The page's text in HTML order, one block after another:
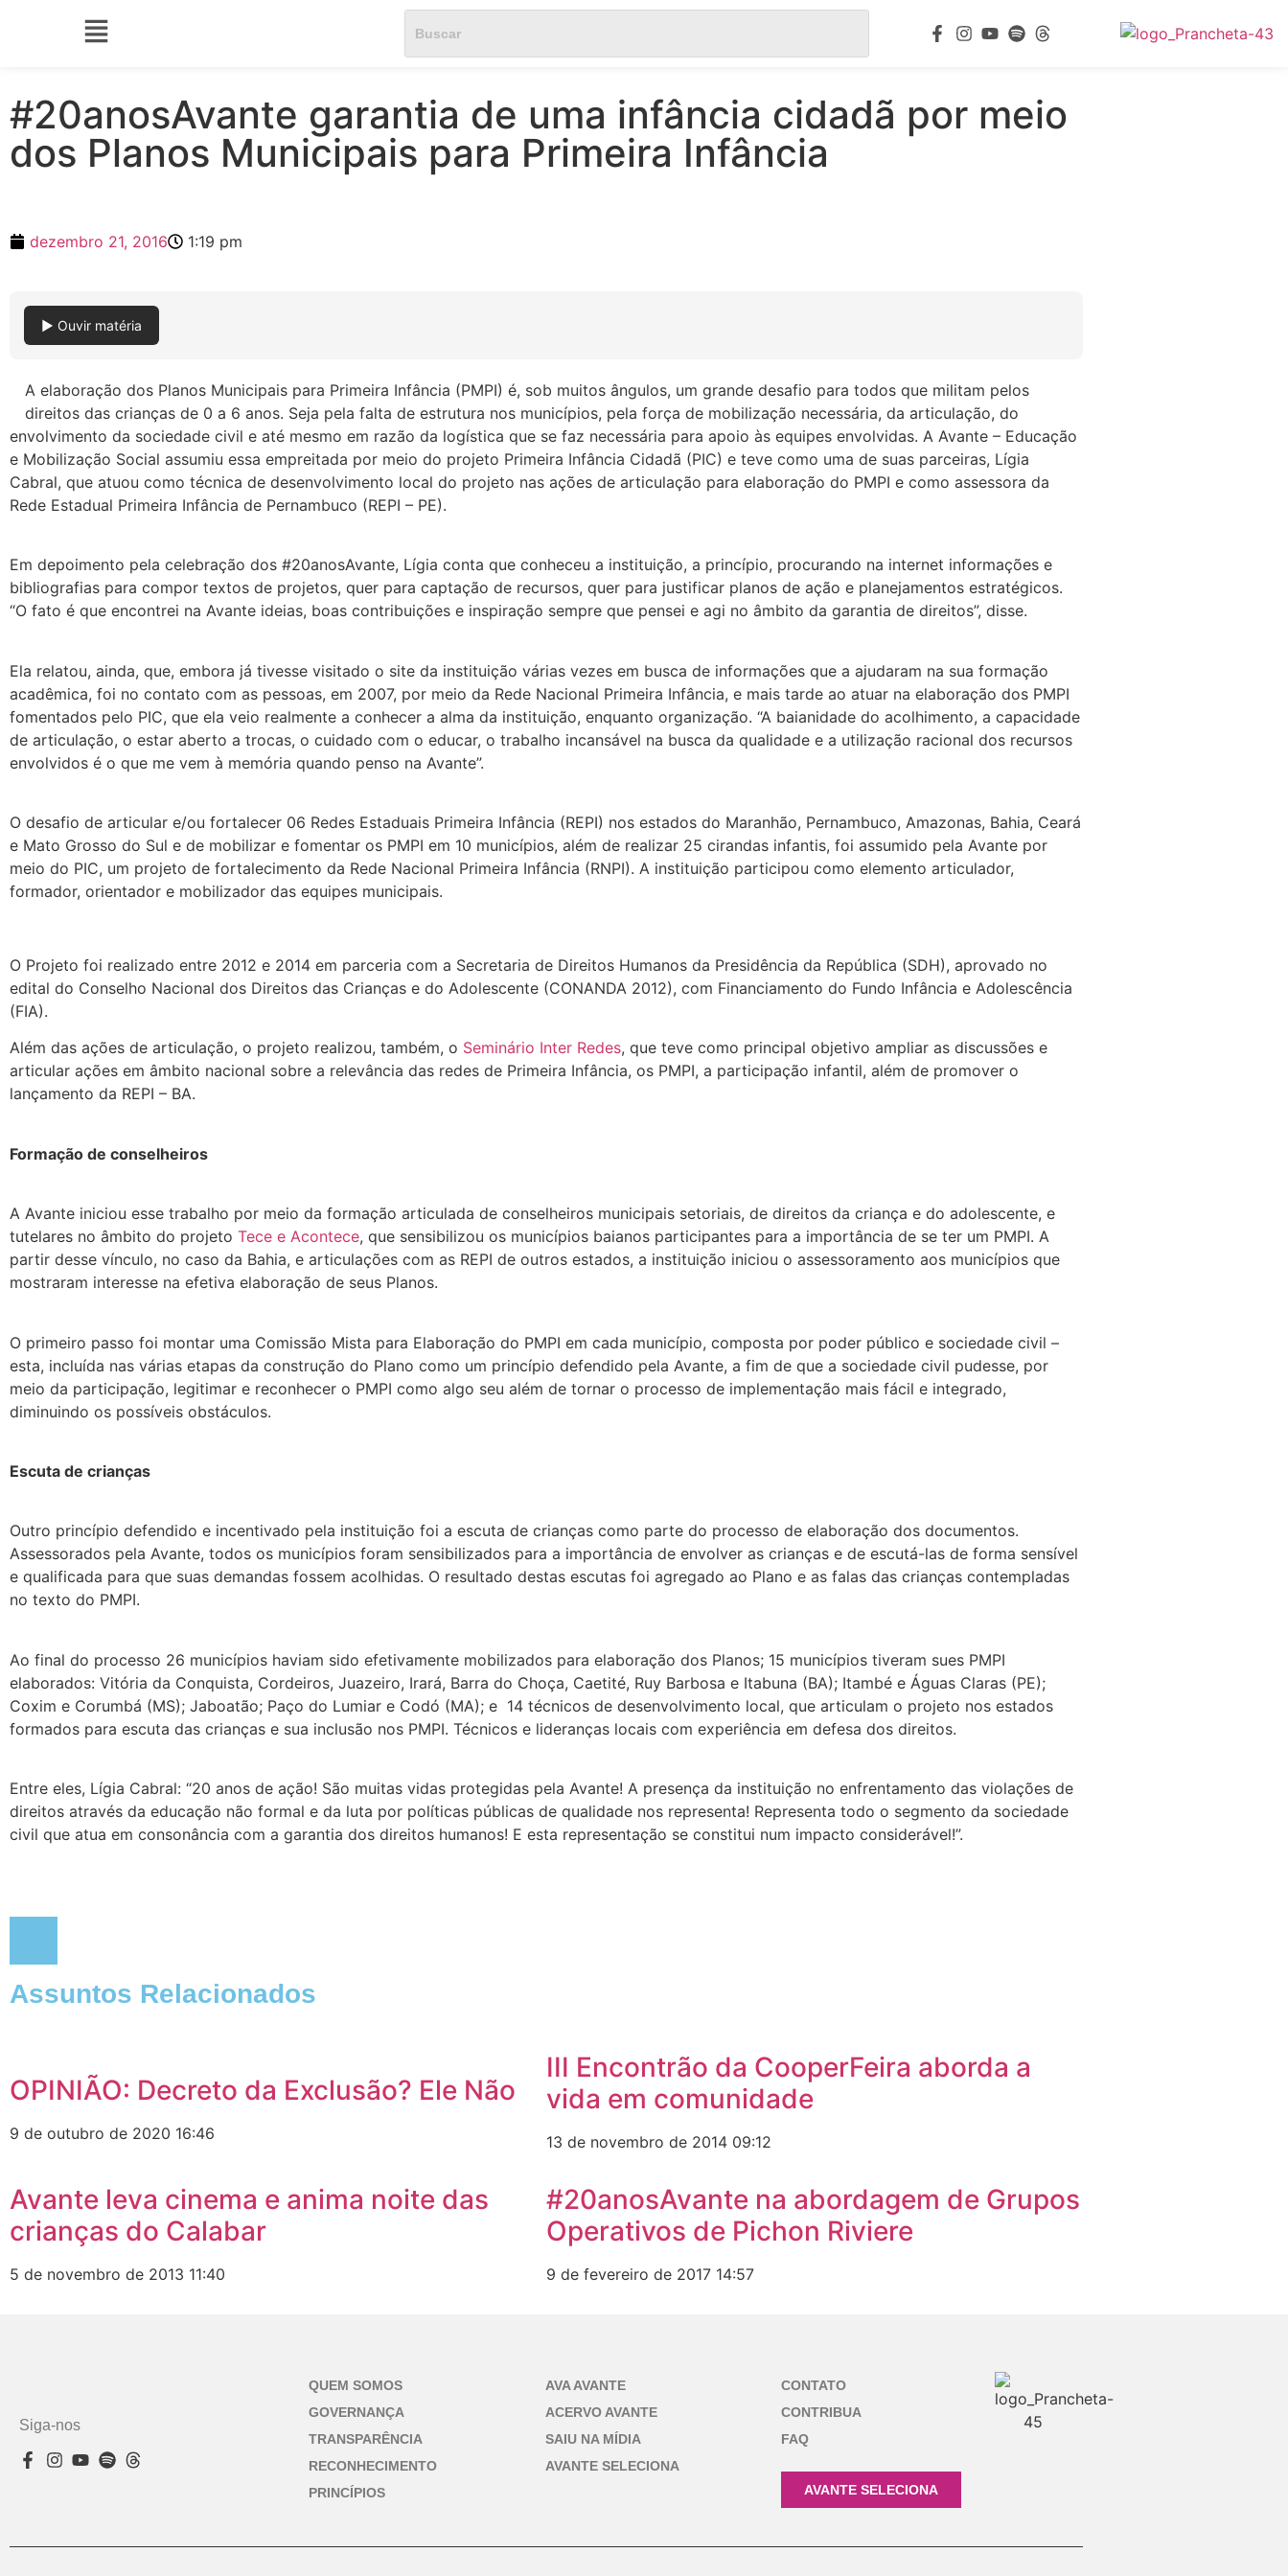
#20anosAvante garantia de uma infância cidadã por meio
dos Planos Municipais para Primeira Infância
dezembro 21, 2016 1:19 pm
▶ Ouvir matéria
A elaboração dos Planos Municipais para Primeira Infância (PMPI) é, sob muitos ângulos, um grande desafio para todos que militam pelos
direitos das crianças de 0 a 6 anos. Seja pela falta de estrutura nos municípios, pela força de mobilização necessária, da articulação, do
envolvimento da sociedade civil e até mesmo em razão da logística que se faz necessária para apoio às equipes envolvidas. A Avante – Educação
e Mobilização Social assumiu essa empreitada por meio do projeto Primeira Infância Cidadã (PIC) e teve como uma de suas parceiras, Lígia
Cabral, que atuou como técnica de desenvolvimento local do projeto nas ações de articulação para elaboração do PMPI e como assessora da
Rede Estadual Primeira Infância de Pernambuco (REPI – PE).
Em depoimento pela celebração dos #20anosAvante, Lígia conta que conheceu a instituição, a princípio, procurando na internet informações e
bibliografias para compor textos de projetos, quer para captação de recursos, quer para justificar planos de ação e planejamentos estratégicos.
“O fato é que encontrei na Avante ideias, boas contribuições e inspiração sempre que pensei e agi no âmbito da garantia de direitos”, disse.
Ela relatou, ainda, que, embora já tivesse visitado o site da instituição várias vezes em busca de informações que a ajudaram na sua formação
acadêmica, foi no contato com as pessoas, em 2007, por meio da Rede Nacional Primeira Infância, e mais tarde ao atuar na elaboração dos PMPI
fomentados pelo PIC, que ela veio realmente a conhecer a alma da instituição, enquanto organização. “A baianidade do acolhimento, a capacidade
de articulação, o estar aberto a trocas, o cuidado com o educar, o trabalho incansável na busca da qualidade e a utilização racional dos recursos
envolvidos é o que me vem à memória quando penso na Avante”.
O desafio de articular e/ou fortalecer 06 Redes Estaduais Primeira Infância (REPI) nos estados do Maranhão, Pernambuco, Amazonas, Bahia, Ceará
e Mato Grosso do Sul e de mobilizar e fomentar os PMPI em 10 municípios, além de realizar 25 cirandas infantis, foi assumido pela Avante por
meio do PIC, um projeto de fortalecimento da Rede Nacional Primeira Infância (RNPI). A instituição participou como elemento articulador,
formador, orientador e mobilizador das equipes municipais.
O Projeto foi realizado entre 2012 e 2014 em parceria com a Secretaria de Direitos Humanos da Presidência da República (SDH), aprovado no
edital do Conselho Nacional dos Direitos das Crianças e do Adolescente (CONANDA 2012), com Financiamento do Fundo Infância e Adolescência
(FIA).
Além das ações de articulação, o projeto realizou, também, o Seminário Inter Redes, que teve como principal objetivo ampliar as discussões e
articular ações em âmbito nacional sobre a relevância das redes de Primeira Infância, os PMPI, a participação infantil, além de promover o
lançamento da REPI – BA.
Formação de conselheiros
A Avante iniciou esse trabalho por meio da formação articulada de conselheiros municipais setoriais, de direitos da criança e do adolescente, e
tutelares no âmbito do projeto Tece e Acontece, que sensibilizou os municípios baianos participantes para a importância de se ter um PMPI. A
partir desse vínculo, no caso da Bahia, e articulações com as REPI de outros estados, a instituição iniciou o assessoramento aos municípios que
mostraram interesse na efetiva elaboração de seus Planos.
O primeiro passo foi montar uma Comissão Mista para Elaboração do PMPI em cada município, composta por poder público e sociedade civil –
esta, incluída nas várias etapas da construção do Plano como um princípio defendido pela Avante, a fim de que a sociedade civil pudesse, por
meio da participação, legitimar e reconhecer o PMPI como algo seu além de tornar o processo de implementação mais fácil e integrado,
diminuindo os possíveis obstáculos.
Escuta de crianças
Outro princípio defendido e incentivado pela instituição foi a escuta de crianças como parte do processo de elaboração dos documentos.
Assessorados pela Avante, todos os municípios foram sensibilizados para a importância de envolver as crianças e de escutá-las de forma sensível
e qualificada para que suas demandas fossem acolhidas. O resultado destas escutas foi agregado ao Plano e as falas das crianças contempladas
no texto do PMPI.
Ao final do processo 26 municípios haviam sido efetivamente mobilizados para elaboração dos Planos; 15 municípios tiveram sues PMPI
elaborados: Vitória da Conquista, Cordeiros, Juazeiro, Irará, Barra do Choça, Caetité, Ruy Barbosa e Itabuna (BA); Itambé e Águas Claras (PE);
Coxim e Corumbá (MS); Jaboatão; Paço do Lumiar e Codó (MA); e 14 técnicos de desenvolvimento local, que articulam o projeto nos estados
formados para escuta das crianças e sua inclusão nos PMPI. Técnicos e lideranças locais com experiência em defesa dos direitos.
Entre eles, Lígia Cabral: “20 anos de ação! São muitas vidas protegidas pela Avante! A presença da instituição no enfrentamento das violações de
direitos através da educação não formal e da luta por políticas públicas de qualidade nos representa! Representa todo o segmento da sociedade
civil que atua em consonância com a garantia dos direitos humanos! E esta representação se constitui num impacto considerável!”.
Assuntos Relacionados
OPINIÃO: Decreto da Exclusão? Ele Não
9 de outubro de 2020 16:46
III Encontrão da CooperFeira aborda a
vida em comunidade
13 de novembro de 2014 09:12
Avante leva cinema e anima noite das
crianças do Calabar
5 de novembro de 2013 11:40
#20anosAvante na abordagem de Grupos
Operativos de Pichon Riviere
9 de fevereiro de 2017 14:57
Siga-nos
QUEM SOMOS
GOVERNANÇA
TRANSPARÊNCIA
RECONHECIMENTO
PRINCÍPIOS
AVA AVANTE
ACERVO AVANTE
SAIU NA MÍDIA
AVANTE SELECIONA
CONTATO
CONTRIBUA
FAQ
AVANTE SELECIONA